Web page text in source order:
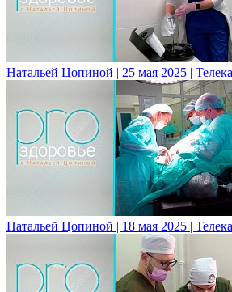
Натальей Цопиной | 25 мая 2025 |
Натальей Цопиной | 18 мая 2025 |